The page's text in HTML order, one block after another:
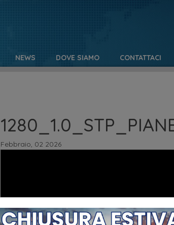
NEWS DOVE SIAMO CONTATTACI
Febbraio, 02 2026